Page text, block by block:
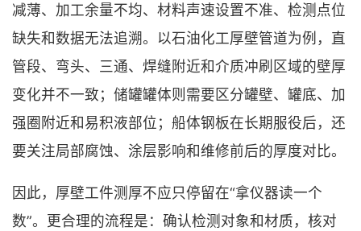
减薄、加工余量不均、材料声速设置不准、检测点位
缺失和数据无法追溯。以石油化工厚壁管道为例，直
管段、弯头、三通、焊缝附近和介质冲刷区域的壁厚
变化并不一致；储罐罐体则需要区分罐壁、罐底、加
强圈附近和易积液部位；船体钢板在长期服役后，还
要关注局部腐蚀、涂层影响和维修前后的厚度对比。
因此，厚壁工件测厚不应只停留在“拿仪器读一个
数”。更合理的流程是：确认检测对象和材质，核对